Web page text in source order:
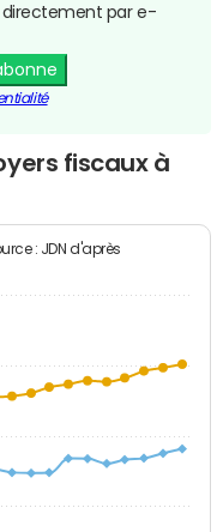
directement par e-
fiscaux à
: JDN d'après